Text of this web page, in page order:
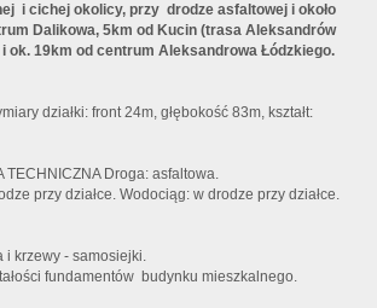
i cichej okolicy, przy drodze asfaltowej i około
Dalikowa, 5km od Kucin (trasa Aleksandrów
ok. 19km od centrum Aleksandrowa Łódzkiego.
działki: front 24m, głębokość 83m, kształt:
TECHNICZNA Droga: asfaltowa.
przy działce. Wodociąg: w drodze przy działce.
i krzewy - samosiejki.
fundamentów budynku mieszkalnego.